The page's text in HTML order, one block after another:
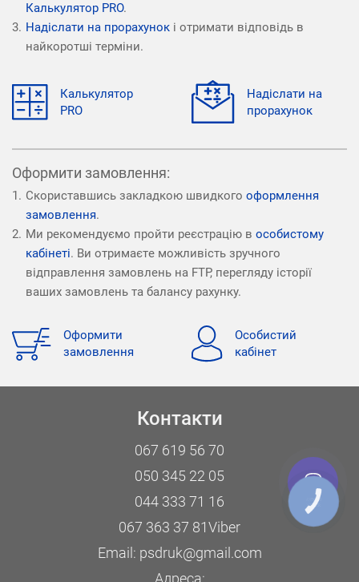
Калькулятор PRO.
Надіслати на прорахунок і отримати відповідь в
найкоротші терміни.
Калькулятор
PRO
Надіслати на
прорахунок
Оформити замовлення:
Скориставшись закладкою швидкого оформлення
замовлення.
Ми рекомендуємо пройти реєстрацію в особистому
кабінеті. Ви отримаєте можливість зручного
відправлення замовлень на FTP, перегляду історії
ваших замовлень та балансу рахунку.
Оформити
замовлення
Особистий
кабінет
Контакти
067 619 56 70
050 345 22 05
044 333 71 16
067 363 37 81Viber
Email: psdruk@gmail.com
Адреса:
КНОПКА
ЗВ'ЯЗКУ